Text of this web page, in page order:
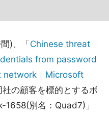
)、「 Chinese threat
from password
network｜Microsoft
社の顧客を標的とするボ
別名：Quad7)」